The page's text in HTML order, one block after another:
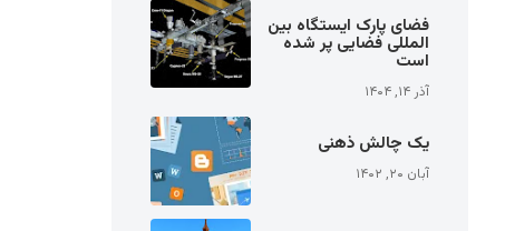
فضای پارک ایستگاه بین
المللی فضایی پر شده
است
آذر ۱۴, ۱۴۰۴
یک چالش ذهنی
آبان ۲۰, ۱۴۰۲